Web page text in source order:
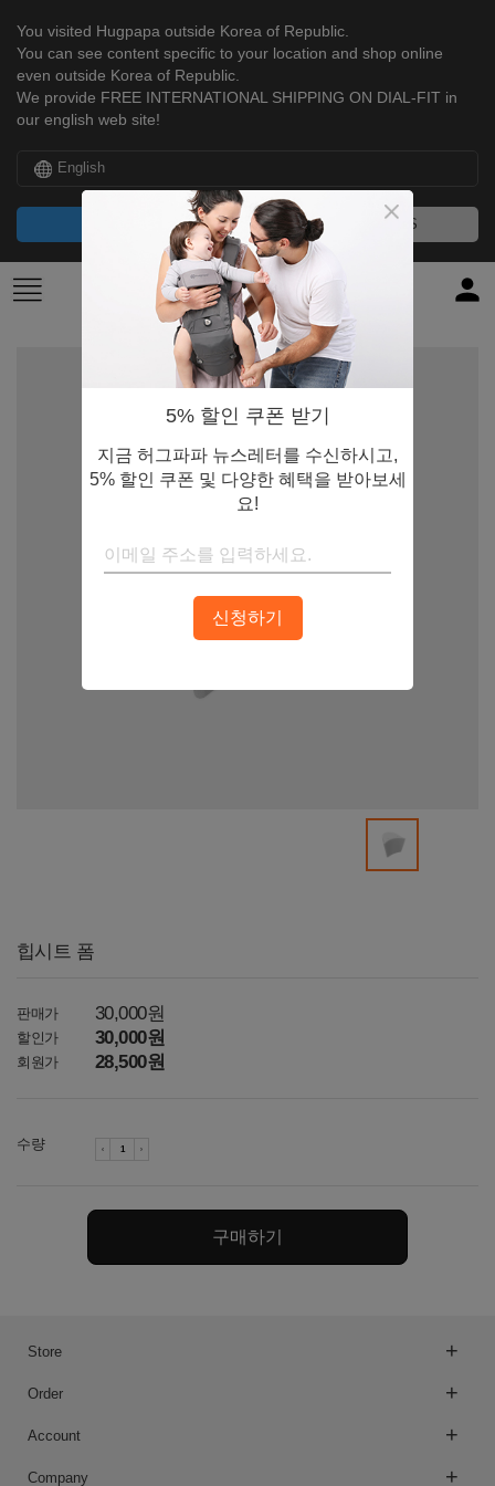
You visited Hugpapa outside Korea of Republic.
You can see content specific to your location and shop online
even outside Korea of Republic.
We provide FREE INTERNATIONAL SHIPPING ON DIAL-FIT in
our english web site!
English
NO, THANKS
힙시트 폼
판매가 30,000원
할인가 30,000원
회원가 28,500원
수량
구매하기
Store
Order
Account
Company
5% 할인 쿠폰 받기
지금 허그파파 뉴스레터를 수신하시고,
5% 할인 쿠폰 및 다양한 혜택을 받아보세
요!
신청하기